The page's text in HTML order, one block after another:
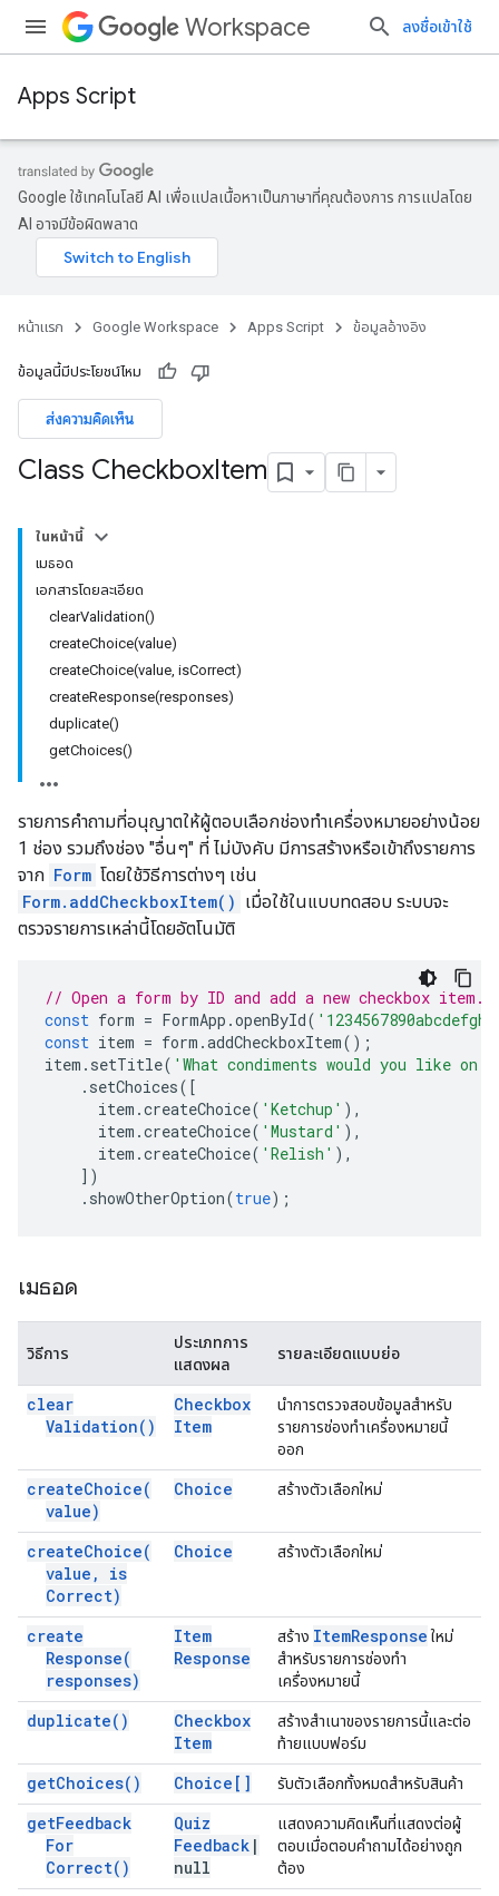
Workspace ลงชื่อเข้าใช้
Apps Script
Google ใช้เทคโนโลยี AI เพื่อแปลเนื้อหาเป็นภาษาที่คุณต้องการ การแปลโดย
AI อาจมีข้อผิดพลาด
หน้าแรก Google Workspace Apps Script ข้อมูลอ้างอิง
ข้อมูลนี้มีประโยชน์ไหม
ส่งความคิดเห็น
Class CheckboxItem
ในหน้านี้
เมธอด
เอกสารโดยละเอียด
clearValidation()
createChoice(value)
createChoice(value, isCorrect)
createResponse(responses)
duplicate()
getChoices()
รายการคำถามที่อนุญาตให้ผู้ตอบเลือกช่องทำเครื่องหมายอย่างน้อย
1 ช่อง รวมถึงช่อง "อื่นๆ" ที่ ไม่บังคับ มีการสร้างหรือเข้าถึงรายการ
จาก Form โดยใช้วิธีการต่างๆ เช่น
Form.addCheckboxItem() เมื่อใช้ในแบบทดสอบ ระบบจะ
ตรวจรายการเหล่านี้โดยอัตโนมัติ
// Open a form by ID and add a new checkbox item.
const form = FormApp .openById(
const item = form .addCheckboxItem();
item . setTitle( 'What condiments would you like on
. setChoices([
item .createChoice( 'Ketchup' ),
item .createChoice( 'Mustard' ),
item .createChoice( 'Relish' ),
])
. showOtherOption(true);
เมธอด
วิธีการ
ประเภทการ
แสดงผล
รายละเอียดแบบย่อ
clear
Validation( )
Checkbox
Item
นำการตรวจสอบข้อมูลสำหรับ
รายการช่องทำเครื่องหมายนี้
ออก
createChoice(
value)
Choice สร้างตัวเลือกใหม่
createChoice(
value ,
is
Correct)
Choice สร้างตัวเลือกใหม่
create
Response(
responses)
Item
Response
สร้าง ItemResponse ใหม่
สำหรับรายการช่องทํา
เครื่องหมายนี้
duplicate( )
Checkbox
Item
สร้างสำเนาของรายการนี้และต่อ
ท้ายแบบฟอร์ม
getChoices( ) Choice[] รับตัวเลือกทั้งหมดสำหรับสินค้า
getFeedback
For
Correct( )
Quiz
Feedback |
null
แสดงความคิดเห็นที่แสดงต่อผู้
ตอบเมื่อตอบคำถามได้อย่างถูก
ต้อง